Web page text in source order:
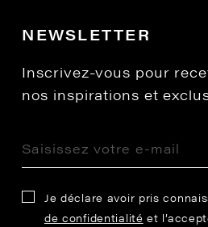
NEWSLETTER
Inscrivez-vous pour
nos inspirations et
Je déclare avoir pris
de confidentialité et